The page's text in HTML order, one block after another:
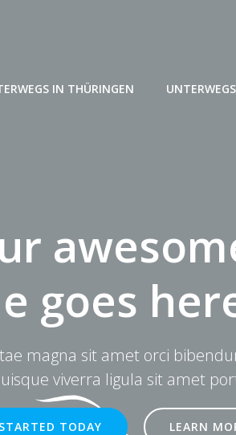
IN THÜRINGEN
goes
magna sit amet orci
viverra ligula sit amet
TODAY LEARN